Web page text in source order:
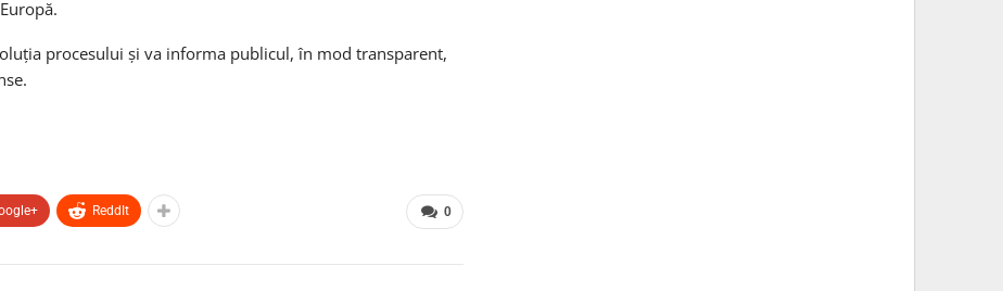
procesului și va informa publicul, în mod transparent,
0
ReddIt